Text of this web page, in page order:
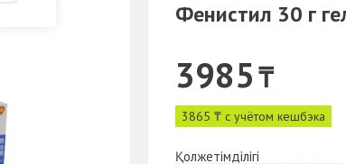
Фенистил 30 г
3985₸
3865 ₸ с учётом кешбэка
Қолжетімділігі